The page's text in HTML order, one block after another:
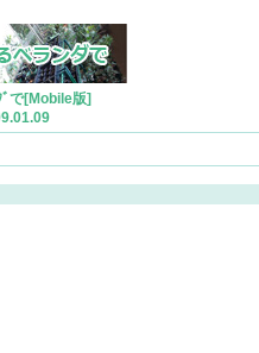
ﾞで[Mobile版]